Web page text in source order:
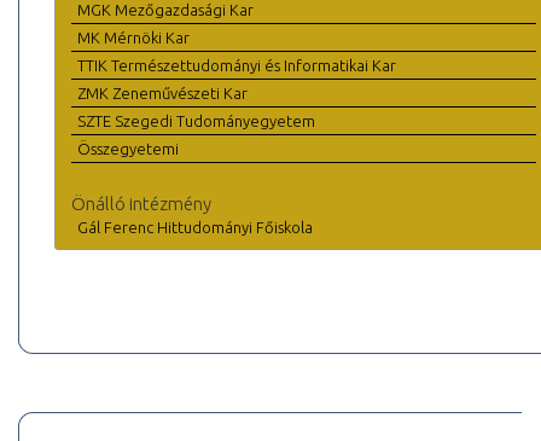
MGK Mezőgazdasági Kar
MK Mérnöki Kar
TTIK Természettudományi és Informatikai Kar
ZMK Zeneművészeti Kar
SZTE Szegedi Tudományegyetem
Összegyetemi
Önálló intézmény
Gál Ferenc Hittudományi Főiskola